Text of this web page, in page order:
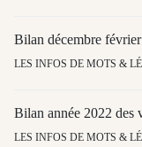
Bilan décembre
LES INFOS DE MOTS &
Bilan année 2022 des
LES INFOS DE MOTS &